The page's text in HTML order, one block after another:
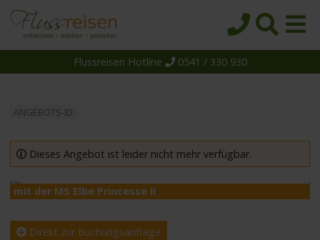
Reiseziele
Themen
Reedereien
Schiffe
Über uns
Flussreisen Hotline 0541 / 330 930
ANGEBOTS-ID:
Dieses Angebot ist leider nicht mehr verfügbar.
mit der MS Elbe Princesse II
Direkt zur Buchungsanfrage